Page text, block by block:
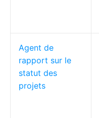
Agent de
rapport sur le
statut des
projets